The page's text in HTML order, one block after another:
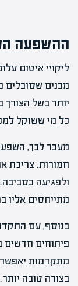
ההשפעה
ליקויי איטום
מבנים שסובלים
יותר בשל הצורך
כל מי ששוקל
מעבר לכך,
חמורות. צריכת
ולפגיעה
מתייחסים אליו
בנוסף, עם
פיתוחים חדשים
מתקדמות
בצורה טובה